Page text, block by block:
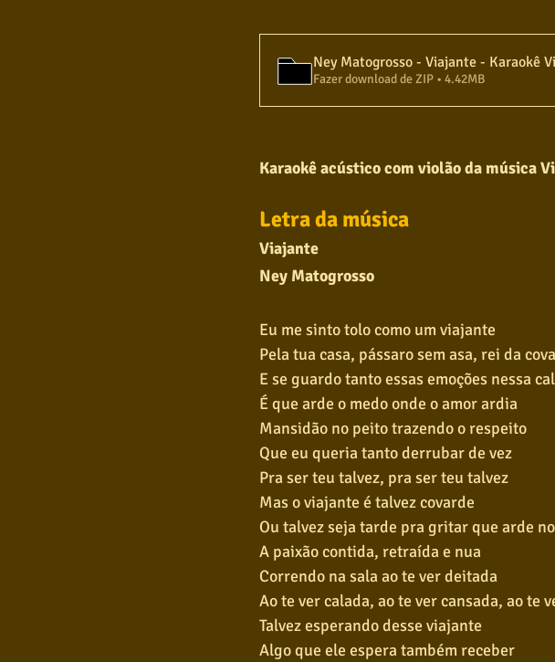
Ney
Fazer download de ZIP • 4.42MB
Karaokê acústico com violão da música
Letra da música
Viajante
Ney Matogrosso
Eu me sinto tolo como um viajante
Pela tua casa, pássaro sem asa, rei da
E se guardo tanto essas emoções nessa
É que arde o medo onde o amor ardia
Mansidão no peito trazendo o respeito
Que eu queria tanto derrubar de vez
Pra ser teu talvez, pra ser teu talvez
Mas o viajante é talvez covarde
Ou talvez seja tarde pra gritar que arde
A paixão contida, retraída e nua
Correndo na sala ao te ver deitada
Ao te ver calada, ao te ver cansada, ao te
Talvez esperando desse viajante
Algo que ele espera também receber